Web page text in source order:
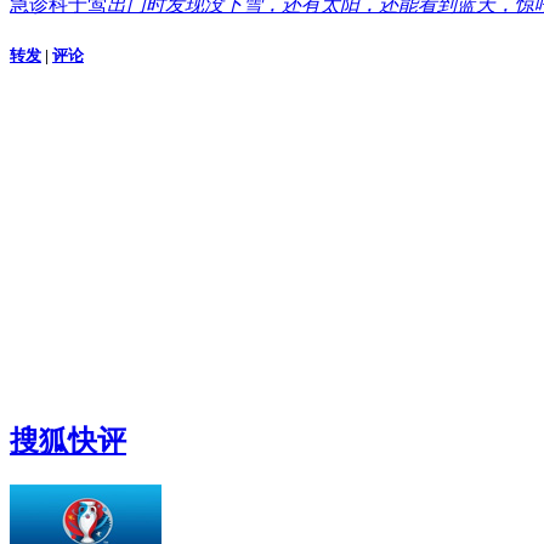
急诊科于莺出门时发现没下雪，还有太阳，还能看到蓝天，惊
转发 | 评论
搜狐快评